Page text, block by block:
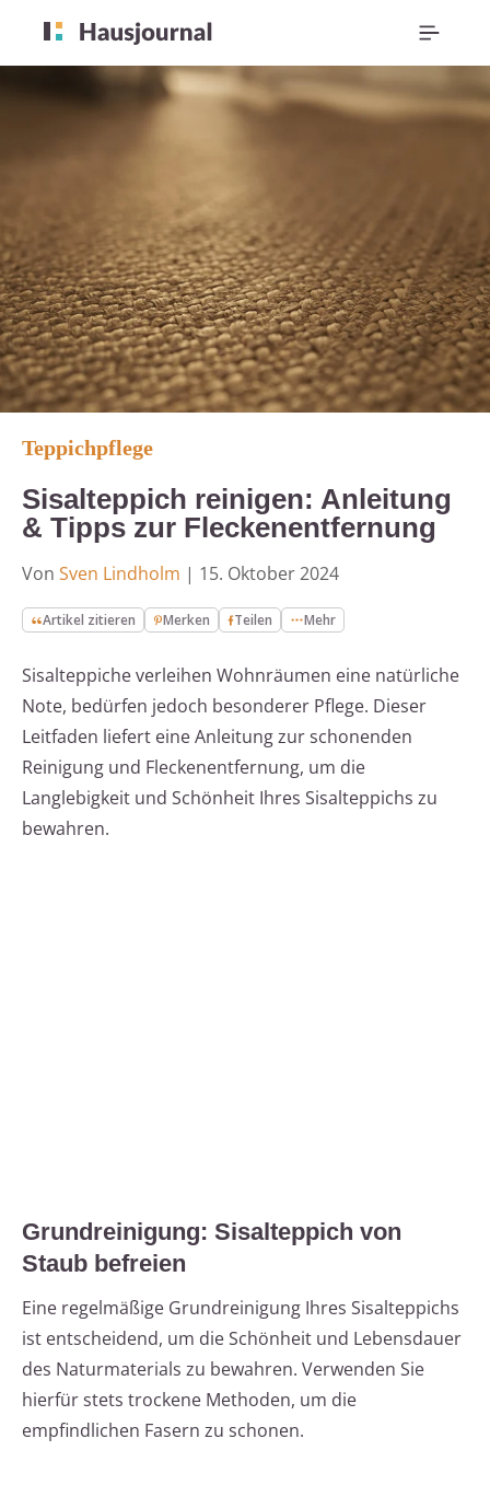
Teppichpflege
Sisalteppich reinigen: Anleitung
& Tipps zur Fleckenentfernung
Von Sven Lindholm | 15. Oktober 2024
Artikel zitieren Merken Teilen Mehr
Sisalteppiche verleihen Wohnräumen eine natürliche
Note, bedürfen jedoch besonderer Pflege. Dieser
Leitfaden liefert eine Anleitung zur schonenden
Reinigung und Fleckenentfernung, um die
Langlebigkeit und Schönheit Ihres Sisalteppichs zu
bewahren.
Grundreinigung: Sisalteppich von
Staub befreien
Eine regelmäßige Grundreinigung Ihres Sisalteppichs
ist entscheidend, um die Schönheit und Lebensdauer
des Naturmaterials zu bewahren. Verwenden Sie
hierfür stets trockene Methoden, um die
empfindlichen Fasern zu schonen.